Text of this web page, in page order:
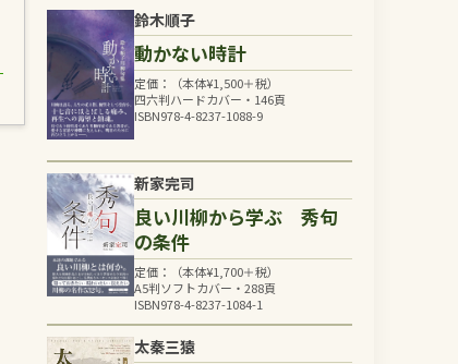
鈴木順子
動かない時計
定価：（本体¥1,500＋税）
四六判ハードカバー・146頁
ISBN978-4-8237-1088-9
新家完司
良い川柳から学ぶ 秀句
の条件
定価：（本体¥1,700＋税）
A5判ソフトカバー・288頁
ISBN978-4-8237-1084-1
太秦三猿